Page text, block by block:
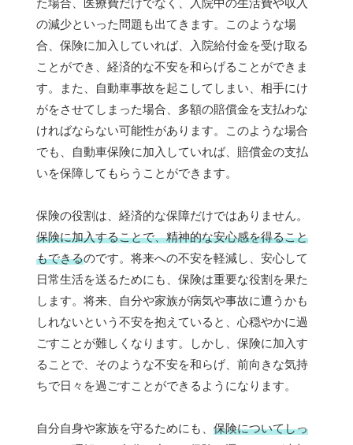
た場合、医療費だけでなく、入院中の生活費や収入
の減少といった問題も出てきます。このような場
合、保険に加入していれば、入院給付金を受け取る
ことができ、経済的な不安を和らげることができま
す。また、自動車事故を起こしてしまい、相手にけ
がをさせてしまった場合、多額の賠償金を支払わな
ければならない可能性があります。このような場合
でも、自動車保険に加入していれば、賠償金の支払
いを保障してもらうことができます。
保険の役割は、経済的な保障だけではありません。
保険に加入することで、精神的な安心感を得ること
もできるのです。将来への不安を軽減し、安心して
日常生活を送るためにも、保険は重要な役割を果た
します。将来、自分や家族が病気や事故に遭うかも
しれないという不安を抱えていると、心穏やかに過
ごすことが難しくなります。しかし、保険に加入す
ることで、そのような不安を和らげ、前向きな気持
ちで日々を過ごすことができるようになります。
自分自身や家族を守るためにも、 保険についてしっ